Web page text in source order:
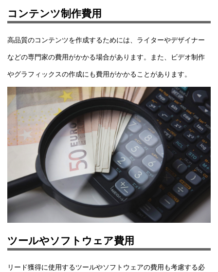
コンテンツ制作費用
高品質のコンテンツを作成するためには、ライターやデザイナー
などの専門家の費用がかかる場合があります。また、ビデオ制作
やグラフィックスの作成にも費用がかかることがあります。
ツールやソフトウェア費用
リード獲得に使用するツールやソフトウェアの費用も考慮する必